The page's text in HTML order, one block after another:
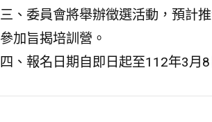
三、委員會將舉辦徵選活動，預計
參加旨揭培訓營。
四、報名日期自即日起至112年3月